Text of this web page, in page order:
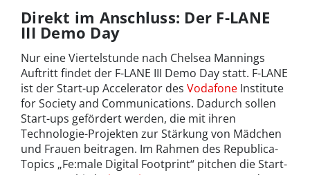
Direkt im Anschluss: Der F-LANE
III Demo Day
Nur eine Viertelstunde nach Chelsea Mannings
Auftritt findet der F-LANE III Demo Day statt. F-LANE
ist der Start-up Accelerator des Vodafone Institute
for Society and Communications. Dadurch sollen
Start-ups gefördert werden, die mit ihren
Technologie-Projekten zur Stärkung von Mädchen
und Frauen beitragen. Im Rahmen des Republica-
Topics „Fe:male Digital Footprint“ pitchen die Start-